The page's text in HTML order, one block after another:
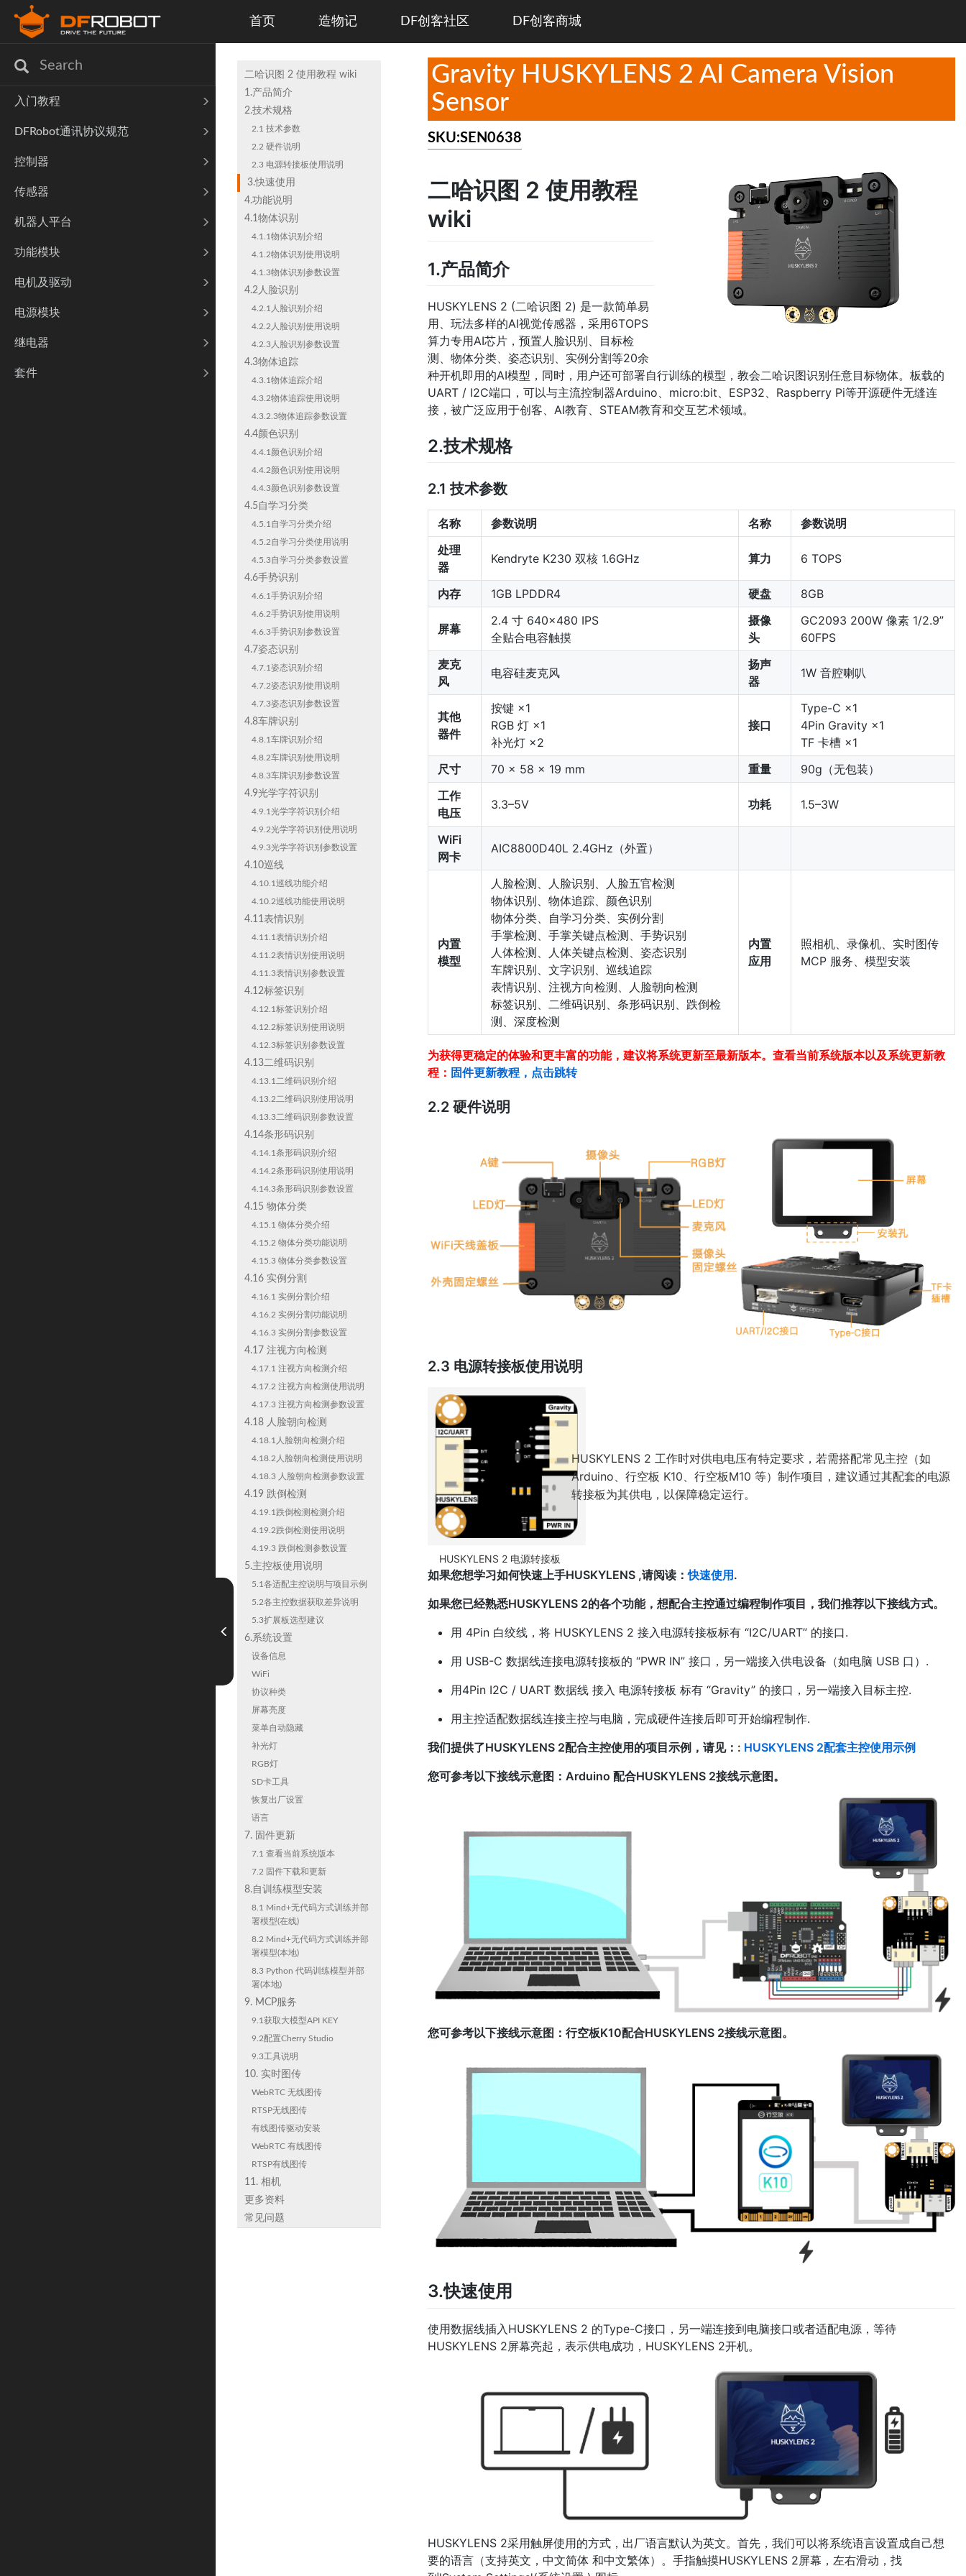
首页 造物记 DF创客社区 DF创客商城
入门教程
DFRobot通讯协议规范
控制器
传感器
机器人平台
功能模块
电机及驱动
电源模块
继电器
套件
二哈识图 2 使用教程 wiki
1.产品简介
2.技术规格
2.1 技术参数
2.2 硬件说明
2.3 电源转接板使用说明
3.快速使用
4.功能说明
4.1物体识别
4.1.1物体识别介绍
4.1.2物体识别使用说明
4.1.3物体识别参数设置
4.2人脸识别
4.2.1人脸识别介绍
4.2.2人脸识别使用说明
4.2.3人脸识别参数设置
4.3物体追踪
4.3.1物体追踪介绍
4.3.2物体追踪使用说明
4.3.2.3物体追踪参数设置
4.4颜色识别
4.4.1颜色识别介绍
4.4.2颜色识别使用说明
4.4.3颜色识别参数设置
4.5自学习分类
4.5.1自学习分类介绍
4.5.2自学习分类使用说明
4.5.3自学习分类参数设置
4.6手势识别
4.6.1手势识别介绍
4.6.2手势识别使用说明
4.6.3手势识别参数设置
4.7姿态识别
4.7.1姿态识别介绍
4.7.2姿态识别使用说明
4.7.3姿态识别参数设置
4.8车牌识别
4.8.1车牌识别介绍
4.8.2车牌识别使用说明
4.8.3车牌识别参数设置
4.9光学字符识别
4.9.1光学字符识别介绍
4.9.2光学字符识别使用说明
4.9.3光学字符识别参数设置
4.10巡线
4.10.1巡线功能介绍
4.10.2巡线功能使用说明
4.11表情识别
4.11.1表情识别介绍
4.11.2表情识别使用说明
4.11.3表情识别参数设置
4.12标签识别
4.12.1标签识别介绍
4.12.2标签识别使用说明
4.12.3标签识别参数设置
4.13二维码识别
4.13.1二维码识别介绍
4.13.2二维码识别使用说明
4.13.3二维码识别参数设置
4.14条形码识别
4.14.1条形码识别介绍
4.14.2条形码识别使用说明
4.14.3条形码识别参数设置
4.15 物体分类
4.15.1 物体分类介绍
4.15.2 物体分类功能说明
4.15.3 物体分类参数设置
4.16 实例分割
4.16.1 实例分割介绍
4.16.2 实例分割功能说明
4.16.3 实例分割参数设置
4.17 注视方向检测
4.17.1 注视方向检测介绍
4.17.2 注视方向检测使用说明
4.17.3 注视方向检测参数设置
4.18 人脸朝向检测
4.18.1人脸朝向检测介绍
4.18.2人脸朝向检测使用说明
4.18.3 人脸朝向检测参数设置
4.19 跌倒检测
4.19.1跌倒检测检测介绍
4.19.2跌倒检测使用说明
4.19.3 跌倒检测参数设置
5.主控板使用说明
5.1各适配主控说明与项目示例
5.2各主控数据获取差异说明
5.3扩展板选型建议
6.系统设置
设备信息
WiFi
协议种类
屏幕亮度
菜单自动隐藏
补光灯
RGB灯
SD卡工具
恢复出厂设置
语言
7. 固件更新
7.1 查看当前系统版本
7.2 固件下载和更新
8.自训练模型安装
8.1 Mind+无代码方式训练并部
署模型(在线)
8.2 Mind+无代码方式训练并部
署模型(本地)
8.3 Python 代码训练模型并部
署(本地)
9. MCP服务
9.1获取大模型API KEY
9.2配置Cherry Studio
9.3工具说明
10. 实时图传
WebRTC 无线图传
RTSP无线图传
有线图传驱动安装
WebRTC 有线图传
RTSP有线图传
11. 相机
更多资料
常见问题
Gravity HUSKYLENS 2 AI Camera Vision
Sensor
SKU:SEN0638
二哈识图 2 使用教程
wiki
1.产品简介
HUSKYLENS 2 (二哈识图 2) 是一款简单易
用、玩法多样的AI视觉传感器，采用6TOPS
算力专用AI芯片，预置人脸识别、目标检
测、物体分类、姿态识别、实例分割等20余
种开机即用的AI模型，同时，用户还可部署自行训练的模型，教会二哈识图识别任意目标物体。板载的
UART / I2C端口，可以与主流控制器Arduino、micro:bit、ESP32、Raspberry Pi等开源硬件无缝连
接，被广泛应用于创客、AI教育、STEAM教育和交互艺术领域。
2.技术规格
2.1 技术参数
名称 参数说明 名称
参数说明
处理
器
Kendryte K230 双核 1.6GHz 算力 6 TOPS
内存 1GB LPDDR4 硬盘 8GB
屏幕
2.4 寸 640×480 IPS
全贴合电容触摸
摄像
头
GC2093 200W 像素 1/2.9”
60FPS
麦克
风
电容硅麦克风
扬声
器
1W 音腔喇叭
其他
器件
按键 ×1
RGB 灯 ×1
补光灯 ×2
接口
Type-C ×1
4Pin Gravity ×1
TF 卡槽 ×1
尺寸
70 × 58 × 19 mm 重量
90g（无包装）
工作
电压
3.3–5V 功耗 1.5–3W
WiFi
网卡
AIC8800D40L 2.4GHz（外置）
内置
模型
人脸检测、人脸识别、人脸五官检测
物体识别、物体追踪、颜色识别
物体分类、自学习分类、实例分割
手掌检测、手掌关键点检测、手势识别
人体检测、人体关键点检测、姿态识别
车牌识别、文字识别、巡线追踪
表情识别、注视方向检测、人脸朝向检测
标签识别、二维码识别、条形码识别、跌倒检
测、深度检测
内置
应用
照相机、录像机、实时图传
MCP 服务、模型安装
为获得更稳定的体验和更丰富的功能，建议将系统更新至最新版本。查看当前系统版本以及系统更新教
程： 固件更新教程，点击跳转
2.2 硬件说明
2.3 电源转接板使用说明
HUSKYLENS 2 电源转接板
HUSKYLENS 2 工作时对供电电压有特定要求，若需搭配常见主控（如
Arduino、行空板 K10、行空板M10 等）制作项目，建议通过其配套的电源
转接板为其供电，以保障稳定运行。
如果您想学习如何快速上手HUSKYLENS ,请阅读：快速使用 .
如果您已经熟悉HUSKYLENS 2的各个功能，想配合主控通过编程制作项目，我们推荐以下接线方式。
用 4Pin 白绞线，将 HUSKYLENS 2 接入电源转接板标有 “I2C/UART” 的接口.
用 USB-C 数据线连接电源转接板的 “PWR IN” 接口，另一端接入供电设备（如电脑 USB 口）.
用4Pin I2C / UART 数据线 接入 电源转接板 标有 “Gravity” 的接口，另一端接入目标主控.
用主控适配数据线连接主控与电脑，完成硬件连接后即可开始编程制作.
我们提供了HUSKYLENS 2配合主控使用的项目示例，请见：: HUSKYLENS 2配套主控使用示例
您可参考以下接线示意图：Arduino 配合HUSKYLENS 2接线示意图。
您可参考以下接线示意图：行空板K10配合HUSKYLENS 2接线示意图。
3.快速使用
使用数据线插入HUSKYLENS 2 的Type-C接口，另一端连接到电脑接口或者适配电源，等待
HUSKYLENS 2屏幕亮起，表示供电成功，HUSKYLENS 2开机。
HUSKYLENS 2采用触屏使用的方式，出厂语言默认为英文。首先，我们可以将系统语言设置成自己想
要的语言（支持英文，中文简体 和中文繁体）。手指触摸HUSKYLENS 2屏幕，左右滑动，找